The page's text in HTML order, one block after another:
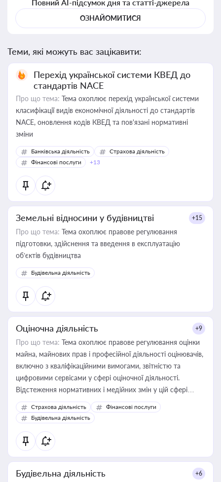
Повний AI-підсумок дня та статті-джерела
ОЗНАЙОМИТИСЯ
Теми, які можуть вас зацікавити:
Перехід української системи КВЕД до
стандартів NACE
Про що тема: Тема охоплює перехід української системи
класифікації видів економічної діяльності до стандартів
NACE, оновлення кодів КВЕД та пов'язані нормативні
зміни
Банківська діяльність
Страхова діяльність
Фінансові послуги
+13
Земельні відносини у будівництві +15
Про що тема: Тема охоплює правове регулювання
підготовки, здійснення та введення в експлуатацію
об’єктів будівництва
Будівельна діяльність
Оціночна діяльність +9
Про що тема: Тема охоплює правове регулювання оцінки
майна, майнових прав і професійної діяльності оцінювачів,
включно з кваліфікаційними вимогами, звітністю та
цифровими сервісами у сфері оціночної діяльності.
Відстеження нормативних і медійних змін у цій сфері
корисне для власника бізнесу, керівника, юриста або
бухгалтера під час оподаткування, приватизації, оренди
державного майна, корпоративних угод і перевірки
статусу суб'єктів оціночної діяльності
Страхова діяльність
Фінансові послуги
Будівельна діяльність
Будівельна діяльність +6